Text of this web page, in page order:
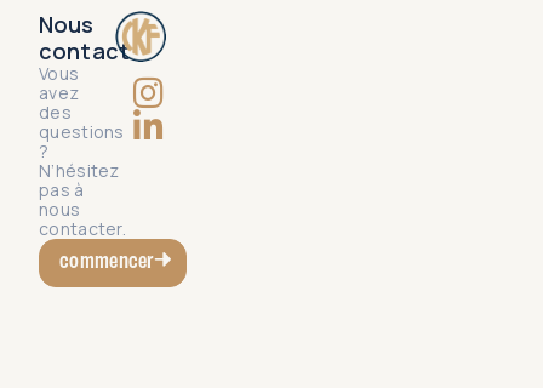
Nous
contact
Vous
avez
des
questions
?
N’hésitez
pas à
nous
contacter.
commencer